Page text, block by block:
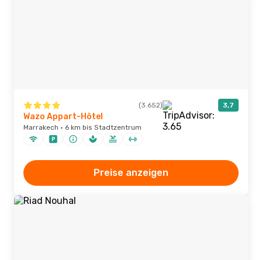
(3.652) 3,7
Wazo Appart-Hôtel
Marrakech · 6 km bis Stadtzentrum
Preise anzeigen